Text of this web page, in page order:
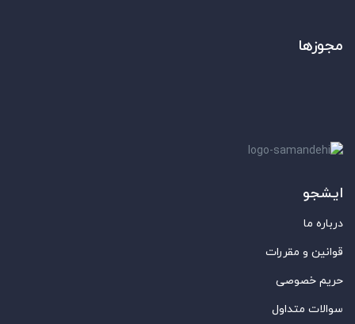
مجوزها
ایشجو
درباره ما
قوانین و مقررات
حریم خصوصی
سوالات متداول